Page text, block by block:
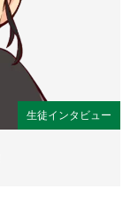
生徒インタビュー